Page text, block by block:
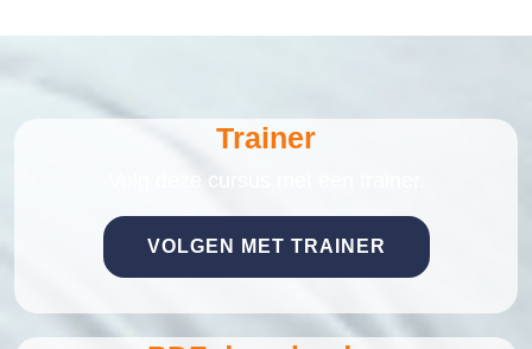
Trainer
VOLGEN MET TRAINER